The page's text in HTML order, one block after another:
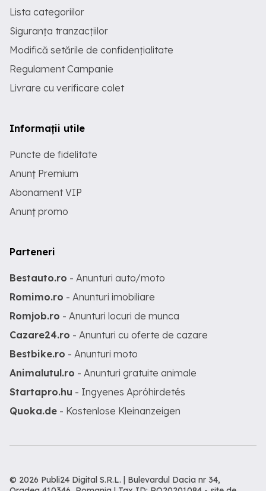
Lista categoriilor
Siguranța tranzacțiilor
Modifică setările de confidențialitate
Regulament Campanie
Livrare cu verificare colet
Informații utile
Puncte de fidelitate
Anunț Premium
Abonament VIP
Anunț promo
Parteneri
Bestauto.ro - Anunturi auto/moto
Romimo.ro - Anunturi imobiliare
Romjob.ro - Anunturi locuri de munca
Cazare24.ro - Anunturi cu oferte de cazare
Bestbike.ro - Anunturi moto
Animalutul.ro - Anunturi gratuite animale
Startapro.hu - Ingyenes Apróhirdetés
Quoka.de - Kostenlose Kleinanzeigen
© 2026 Publi24 Digital S.R.L. | Bulevardul Dacia nr 34,